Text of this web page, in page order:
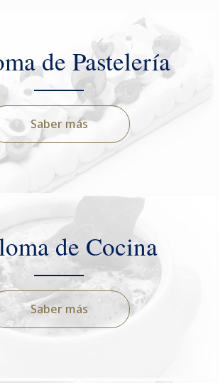
de Pastelería
Saber más
de Cocina
Saber más